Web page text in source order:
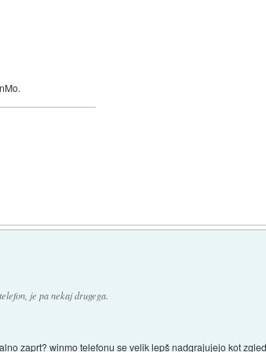
je pa nekaj drugega.
zaprt? winmo telefonu se velik lepš nadgrajujejo kot